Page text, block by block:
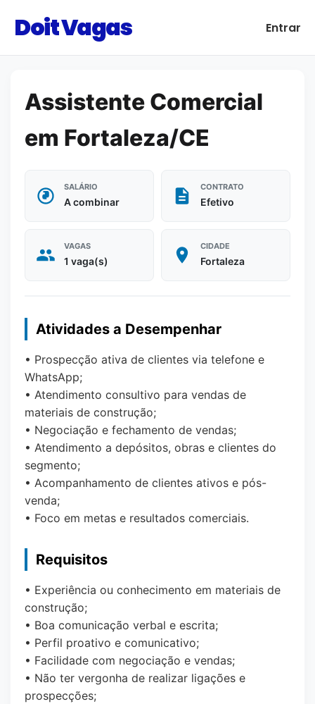
Doit Vagas Entrar
Assistente Comercial
em Fortaleza/CE
SALÁRIO
A combinar
CONTRATO
Efetivo
VAGAS
1 vaga(s)
CIDADE
Fortaleza
Atividades a Desempenhar
• Prospecção ativa de clientes via telefone e
WhatsApp;
• Atendimento consultivo para vendas de
materiais de construção;
• Negociação e fechamento de vendas;
• Atendimento a depósitos, obras e clientes do
segmento;
• Acompanhamento de clientes ativos e pós-
venda;
• Foco em metas e resultados comerciais.
Requisitos
• Experiência ou conhecimento em materiais de
construção;
• Boa comunicação verbal e escrita;
• Perfil proativo e comunicativo;
• Facilidade com negociação e vendas;
• Não ter vergonha de realizar ligações e
prospecções;